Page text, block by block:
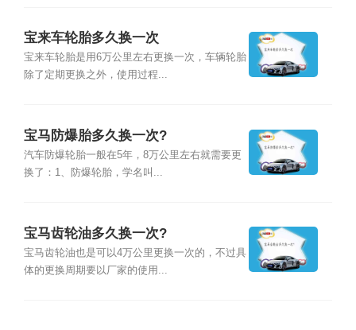
宝来车轮胎多久换一次
宝来车轮胎是用6万公里左右更换一次，车辆轮胎
除了定期更换之外，使用过程...
宝马防爆胎多久换一次?
汽车防爆轮胎一般在5年，8万公里左右就需要更
换了：1、防爆轮胎，学名叫...
宝马齿轮油多久换一次?
宝马齿轮油也是可以4万公里更换一次的，不过具
体的更换周期要以厂家的使用...